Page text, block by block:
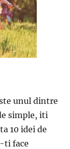
unul dintre
simple, iti
10 idei de
ti face